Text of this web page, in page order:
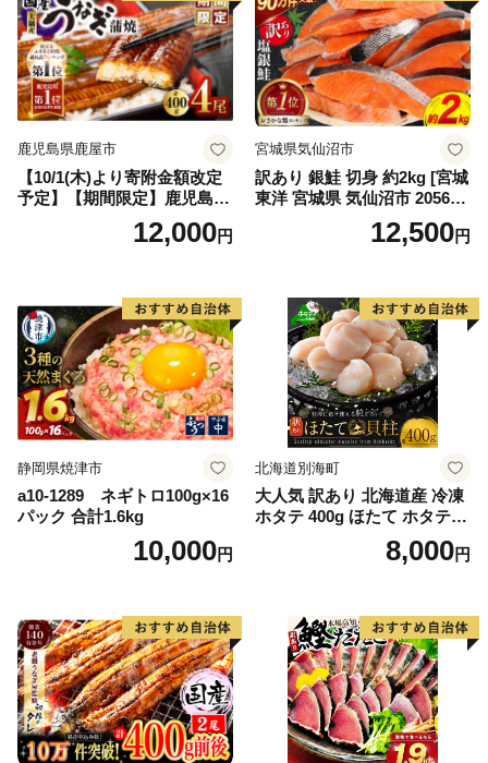
鹿児島県鹿屋市
【10/1(木)より寄附金額改定
予定】【期間限定】鹿児島県
大隅産うなぎ蒲焼4尾（400
g） KN007-02312,000円
宮城県気仙沼市
訳あり 銀鮭 切身 約2kg [宮城
東洋 宮城県 気仙沼市 205649
91] 鮭 魚介類 海鮮 訳アリ 規
格外 不揃い さけ サケ 鮭切身
切り身 魚 わけあり
12,500円
静岡県焼津市
a10-1289 ネギトロ100g×16
パック 合計1.6kg
10,000円
北海道別海町
大人気 訳あり 北海道産 冷凍
ホタテ 400g ほたて ホタテ
8,000円